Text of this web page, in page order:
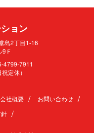
ョ ン
島2丁目1-16
9Ｆ
4799-7911
定休）
会社概要
お問い合わせ